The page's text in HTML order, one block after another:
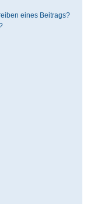
eines Beitrags?